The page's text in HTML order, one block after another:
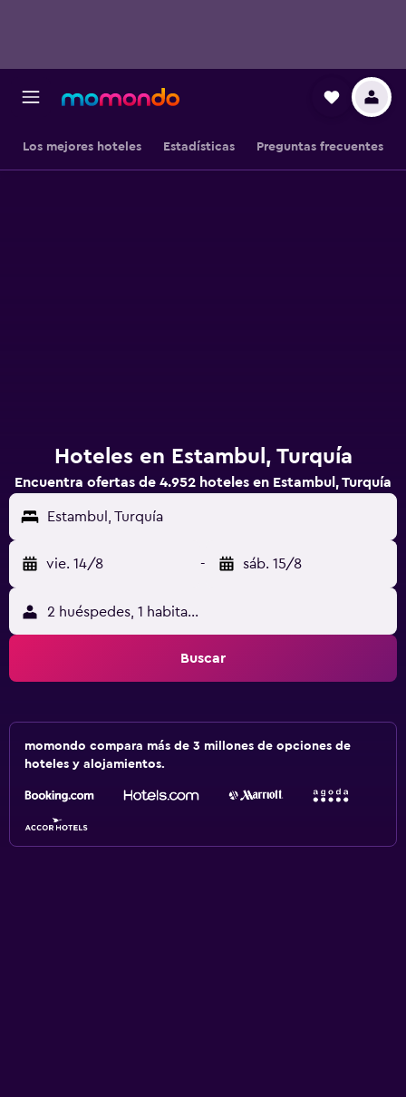
Los mejores hoteles Estadísticas Preguntas frecuentes
Hoteles en Estambul, Turquía
Encuentra ofertas de 4.952 hoteles en Estambul, Turquía
Estambul, Turquía
vie. 14/8 - sáb. 15/8
2 huéspedes, 1 habitación
Buscar
momondo compara más de 3 millones de opciones de
hoteles y alojamientos.